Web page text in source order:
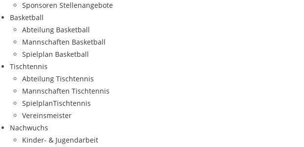
Spon­so­ren Stellenangebote
Bas­ket­ball
Abtei­lung Basketball
Mann­schaf­ten Basketball
Spiel­plan Basketball
Tisch­ten­nis
Abtei­lung Tischtennis
Mann­schaf­ten Tischtennis
Spiel­plan­Tisch­ten­nis
Ver­eins­meis­ter
Nach­wuchs
Kin­­der- & Jugendarbeit